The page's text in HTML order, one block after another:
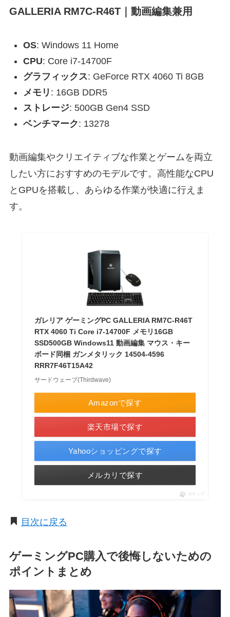
GALLERIA RM7C-R46T｜動画編集兼用
OS: Windows 11 Home
CPU: Core i7-14700F
グラフィックス: GeForce RTX 4060 Ti 8GB
メモリ : 16GB DDR5
ストレージ: 500GB Gen4 SSD
ベンチマーク: 13278
動画編集やクリエイティブな作業とゲームを両立
したい方におすすめのモデルです。高性能なCPU
とGPUを搭載し、あらゆる作業が快適に行えま
す。
ガレリア ゲーミングPC GALLERIA RM7C-R46T
RTX 4060 Ti Core i7-14700F メモリ16GB
SSD500GB Windows11 動画編集 マウス・キー
ボード同梱 ガンメタリック 14504-4596
RRR7F46T15A42
サードウェーブ(Thirdwave)
Amazonで探す
楽天市場で探す
Yahooショッピングで探す
メルカリで探す
ポチップ
目次に戻る
ゲーミングPC購入で後悔しないための
ポイントまとめ